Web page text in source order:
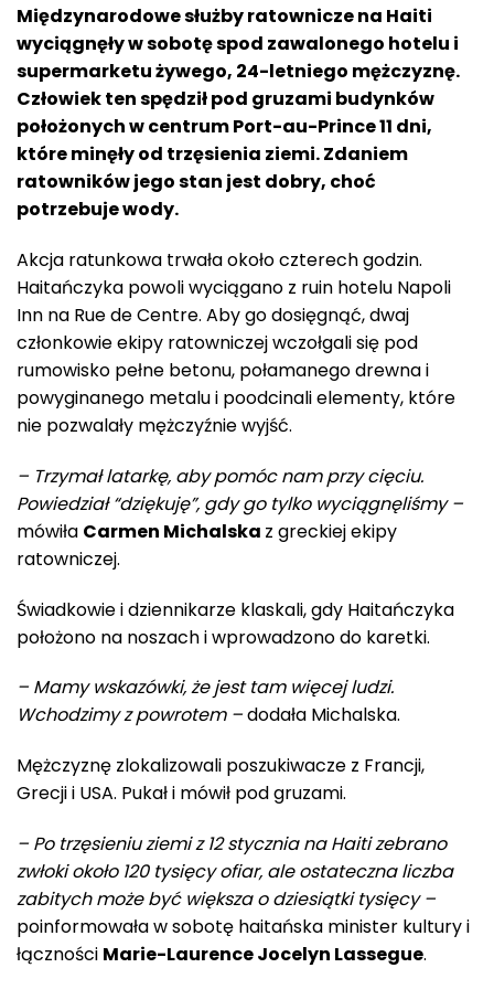
Międzynarodowe służby ratownicze na Haiti
wyciągnęły w sobotę spod zawalonego hotelu i
supermarketu żywego, 24-letniego mężczyznę.
Człowiek ten spędził pod gruzami budynków
położonych w centrum Port-au-Prince 11 dni,
które minęły od trzęsienia ziemi. Zdaniem
ratowników jego stan jest dobry, choć
potrzebuje wody.
Akcja ratunkowa trwała około czterech godzin.
Haitańczyka powoli wyciągano z ruin hotelu Napoli
Inn na Rue de Centre. Aby go dosięgnąć, dwaj
członkowie ekipy ratowniczej wczołgali się pod
rumowisko pełne betonu, połamanego drewna i
powyginanego metalu i poodcinali elementy, które
nie pozwalały mężczyźnie wyjść.
– Trzymał latarkę, aby pomóc nam przy cięciu.
Powiedział “dziękuję”, gdy go tylko wyciągnęliśmy –
mówiła Carmen Michalska z greckiej ekipy
ratowniczej.
Świadkowie i dziennikarze klaskali, gdy Haitańczyka
położono na noszach i wprowadzono do karetki.
– Mamy wskazówki, że jest tam więcej ludzi.
Wchodzimy z powrotem –dodała Michalska.
Mężczyznę zlokalizowali poszukiwacze z Francji,
Grecji i USA. Pukał i mówił pod gruzami.
– Po trzęsieniu ziemi z 12 stycznia na Haiti zebrano
zwłoki około 120 tysięcy ofiar, ale ostateczna liczba
zabitych może być większa o dziesiątki tysięcy –
poinformowała w sobotę haitańska minister kultury i
łączności Marie-Laurence Jocelyn Lassegue.